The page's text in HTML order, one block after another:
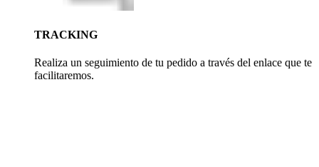
TRACKING
Realiza un seguimiento de tu pedido a través del enlace que te
facilitaremos.